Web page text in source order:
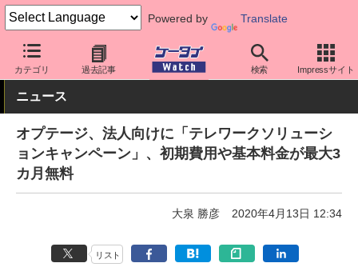
Powered by Translate
カテゴリ 過去記事 検索 Impressサイト
ケータイ Watch アプリ・サービス テレワーク/在宅勤務
ニュース
オプテージ、法人向けに「テレワークソリューシ
ョンキャンペーン」、初期費用や基本料金が最大3
カ月無料
大泉 勝彦 2020年4月13日 12:34
リスト